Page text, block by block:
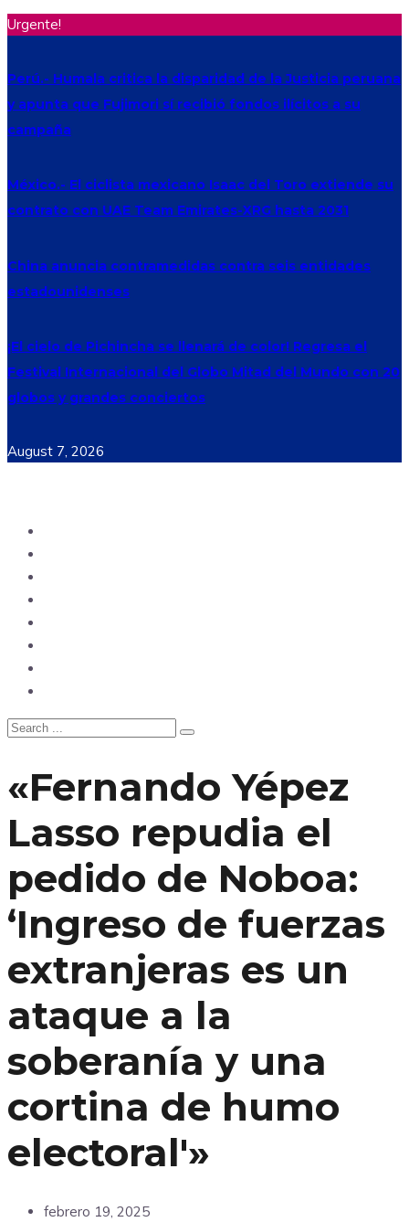
Urgente!
Perú.- Humala critica la disparidad de la Justicia peruana
y apunta que Fujimori sí recibió fondos ilícitos a su
campaña
México.- El ciclista mexicano Isaac del Toro extiende su
contrato con UAE Team Emirates-XRG hasta 2031
China anuncia contramedidas contra seis entidades
estadounidenses
¡El cielo de Pichincha se llenará de color! Regresa el
Festival Internacional del Globo Mitad del Mundo con 20
globos y grandes conciertos
August 7, 2026
«Fernando Yépez
Lasso repudia el
pedido de Noboa:
‘Ingreso de fuerzas
extranjeras es un
ataque a la
soberanía y una
cortina de humo
electoral'»
febrero 19, 2025